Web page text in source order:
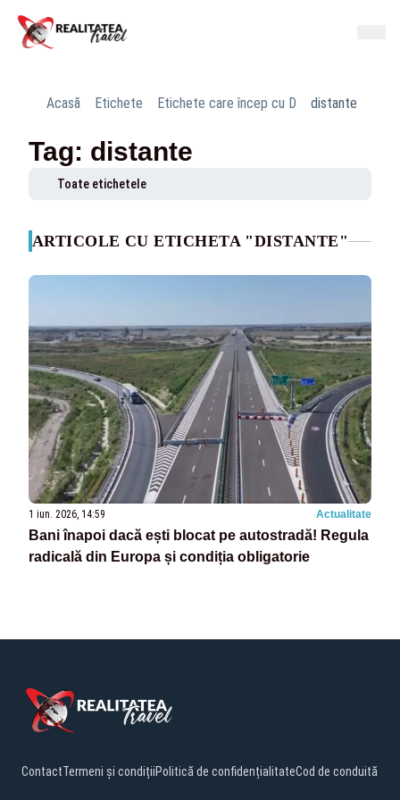
Acasă Etichete Etichete care încep cu D distante
Tag: distante
Toate etichetele
ARTICOLE CU ETICHETA "DISTANTE"
1 iun. 2026, 14:59 Actualitate
Bani înapoi dacă ești blocat pe autostradă! Regula
radicală din Europa și condiția obligatorie
ContactTermeni și condițiiPolitică de confidențialitateCod de conduită